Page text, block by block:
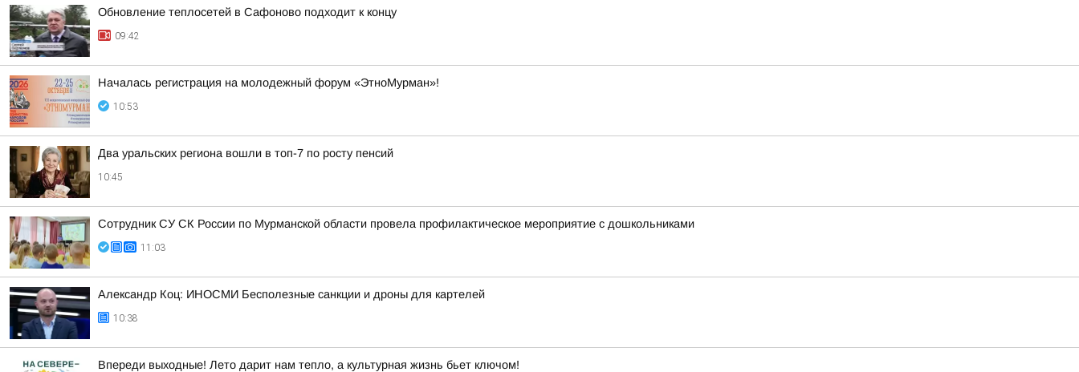
Обновление теплосетей в Сафоново подходит к концу
09:42
Началась регистрация на молодежный форум «ЭтноМурман»!
10:53
Два уральских региона вошли в топ-7 по росту пенсий
10:45
Сотрудник СУ СК России по Мурманской области провела профилактическое мероприятие с дошкольниками
11:03
Александр Коц: ИНОСМИ Бесполезные санкции и дроны для картелей
10:38
Впереди выходные! Лето дарит нам тепло, а культурная жизнь бьет ключом!